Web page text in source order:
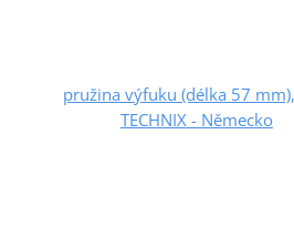
pružina výfuku (délka 57
TECHNIX - Německo